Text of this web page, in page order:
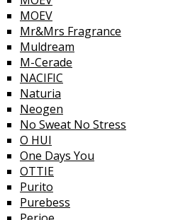
MOEV
Mr&Mrs Fragrance
Muldream
M-Cerade
NACIFIC
Naturia
Neogen
No Sweat No Stress
O HUI
One Days You
OTTIE
Purito
Purebess